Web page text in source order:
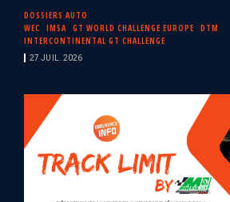
DOSSIERS AUTO
WEC
IMSA GT WORLD CHALLENGE EUROPE
DTM
INTERCONTINENTAL GT CHALLENGE
27 JUIL. 2026